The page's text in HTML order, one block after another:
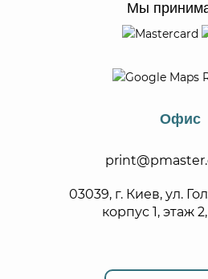
Мы
Офис
03039, г. Киев, ул.
корпус 1, этаж